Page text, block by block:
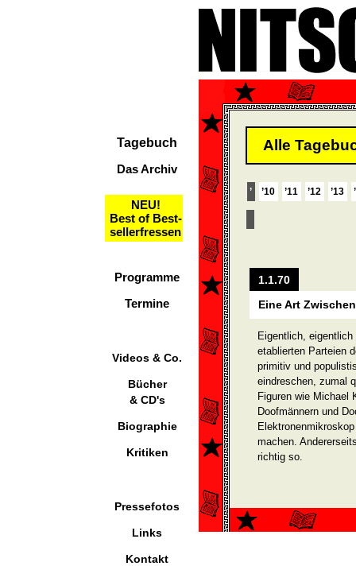
Tagebuch
Das Archiv
NEU!
Best of Best-
sellerfressen
Programme
Termine
Videos & Co.
Bücher
& CD's
Biographie
Kritiken
Pressefotos
Links
Kontakt
Alle
’ ’10 ’11 ’12 ’13
1.1.70
Eine Art
Eigentlich,
etablierten Parteien
primitiv und
eindreschen, zumal
Figuren wie Michael
Doofmännern und
machen.
richtig so.